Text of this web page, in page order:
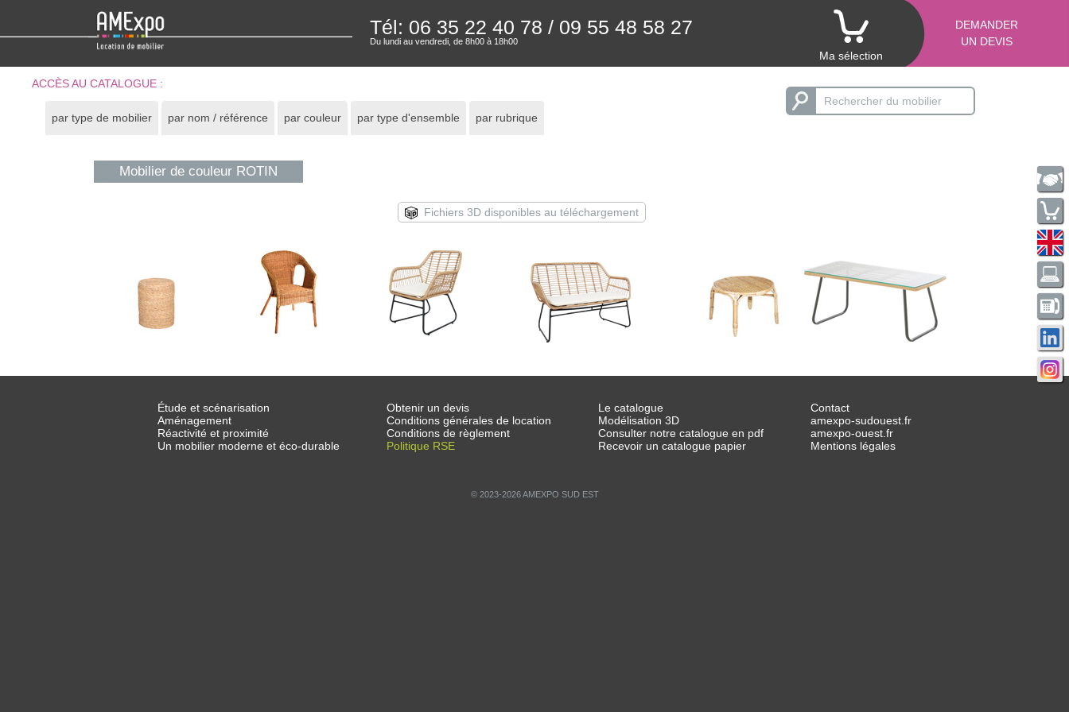
Tél: 06 35 22 40 78 / 09 55 48 58 27
Du lundi au vendredi, de 8h00 à 18h00
Ma sélection
DEMANDER
UN DEVIS
ACCÈS AU CATALOGUE :
par type de mobilier par nom / référence par couleur par type d'ensemble par rubrique
Mobilier de couleur ROTIN
Fichiers 3D disponibles au téléchargement
Étude et scénarisation
Aménagement
Réactivité et proximité
Un mobilier moderne et éco-durable
Obtenir un devis
Conditions générales de location
Conditions de règlement
Politique RSE
Le catalogue
Modélisation 3D
Consulter notre catalogue en pdf
Recevoir un catalogue papier
Contact
amexpo-sudouest.fr
amexpo-ouest.fr
Mentions légales
© 2023-2026 AMEXPO SUD EST